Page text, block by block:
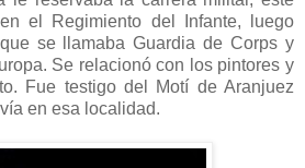
el Regimiento del Infante, luego
se llamaba Guardia de Corps y
Se relacionó con los pintores y
Fue testigo del Motí de Aranjuez
en esa localidad.